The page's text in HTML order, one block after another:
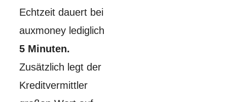
Echtzeit dauert bei
auxmoney lediglich
5 Minuten.
Zusätzlich legt der
Kreditvermittler